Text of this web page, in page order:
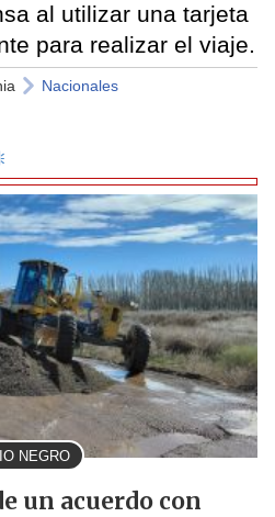
al utilizar una tarjeta
para realizar el viaje.
Nacionales
NEGRO
un acuerdo con